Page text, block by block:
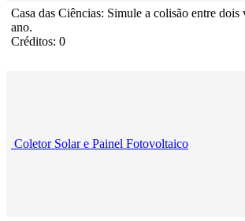
Casa das Ciências: Simule a colisão entre dois
ano.
Créditos: 0
Coletor Solar e Painel Fotovoltaico